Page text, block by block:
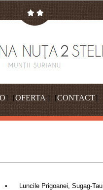
•
Luncile Prigoanei, Sugag-Tau
] [OFERTA] [CONTACT]